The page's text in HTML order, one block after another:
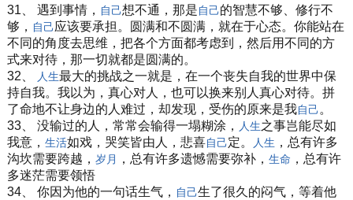
31、 遇到事情， 自己想不通，那是自己的智慧不够、修行不
够， 自己应该要承担。圆满和不圆满，就在于心态。你能站在
不同的角度去思维，把各个方面都考虑到，然后用不同的方
式来对待，那一切就都是圆满的。
32、
人生最大的挑战之一就是，在一个丧失自我的世界中保
持自我。我以为，真心对人，也可以换来别人真心对待。拼
了命地不让身边的人难过，却发现，受伤的原来是我自己。
33、 没输过的人，常常会输得一塌糊涂，
人生之事岂能尽如
我意， 生活如戏，哭笑皆由人，悲喜自己定。 人生 ，总有许多
沟坎需要跨越， 岁月 ，总有许多遗憾需要弥补， 生命 ，总有许
多迷茫需要领悟
34、 你因为他的一句话生气， 自己生了很久的闷气，等着他